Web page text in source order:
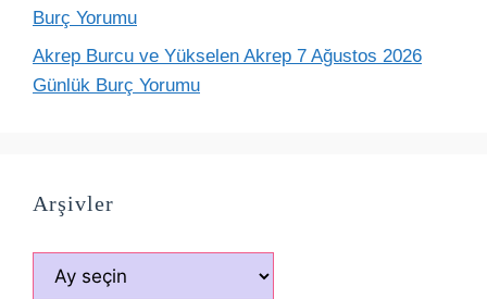
Burç Yorumu
Akrep Burcu ve Yükselen Akrep 7 Ağustos 2026
Günlük Burç Yorumu
Arşivler
Arşivler